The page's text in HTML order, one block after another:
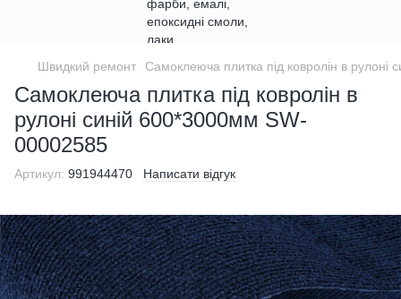
Швидкий ремонт Самоклеюча плитка під ковролін в
Самоклеюча плитка під ковролін в
рулоні синій 600*3000мм SW-
00002585
Артикул: 991944470 Написати відгук